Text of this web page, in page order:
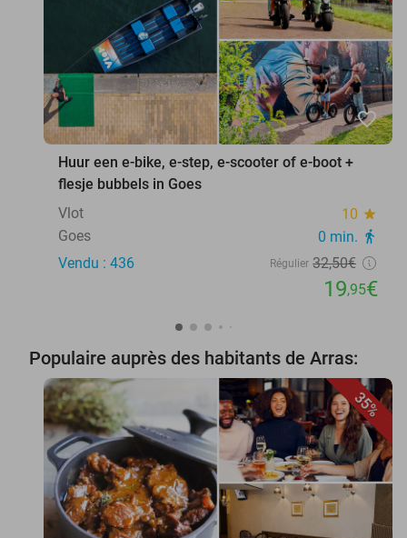
favorite_border
Huur een e-bike, e-step, e-scooter of e-boot +
flesje bubbels in Goes
Vlot
10 star
Goes 0 min. directions_walk
Vendu : 436 Régulier 32,50€
19,95€
Populaire auprès des habitants de Arras:
35%